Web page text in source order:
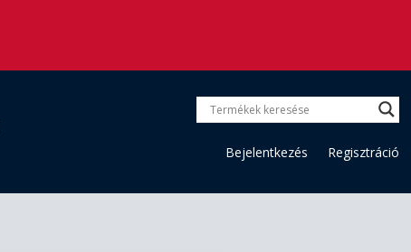
Bejelentkezés Regisztráció